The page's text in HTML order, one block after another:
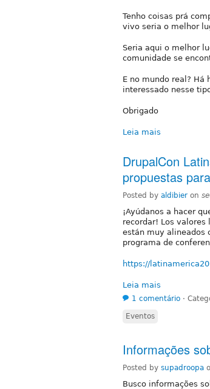
Tenho coisas prá
vivo seria o melhor
Seria aqui o melhor
comunidade se
E no mundo real? Há
interessado nesse
Obrigado
Leia mais
DrupalCon
propuestas
Posted by aldibier on
¡Ayúdanos a hacer
recordar! Los
están muy alineados
programa de
https://
Leia mais
1 comentário ⋅
Eventos
Informações
Posted by supadroopa
Busco informações